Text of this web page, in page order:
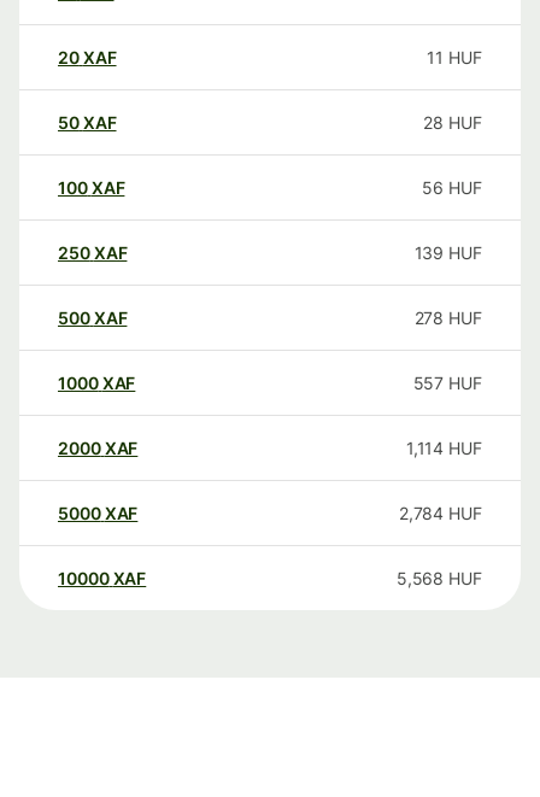
20XAF 11 HUF
50XAF 28 HUF
100XAF 56 HUF
250XAF 139 HUF
500XAF 278 HUF
1000XAF 557 HUF
2000XAF 1,114 HUF
5000XAF 2,784 HUF
10000 XAF 5,568 HUF